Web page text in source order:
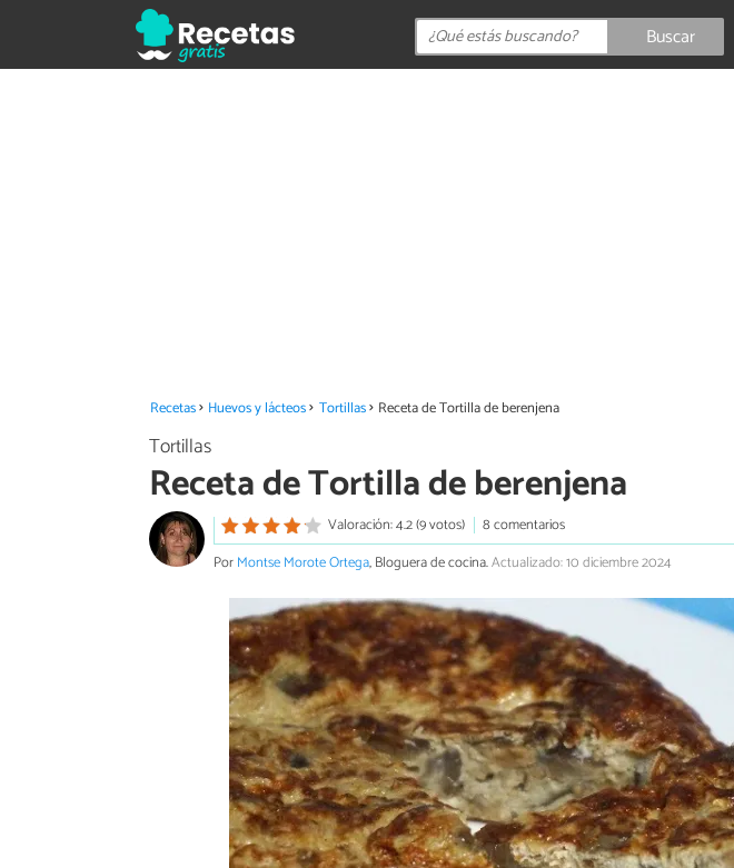
Buscar
Recetas Huevos y lácteos Tortillas Receta de Tortilla de berenjena
Tortillas
Receta de Tortilla de berenjena
Valoración: 4.2 (9 votos)
8 comentarios
PorMontse Morote Ortega, Bloguera de cocina.Actualizado: 10 diciembre 2024